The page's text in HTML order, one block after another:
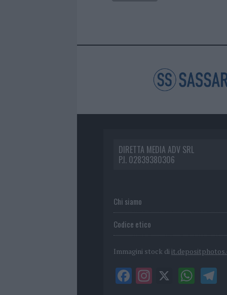
DIRETTA MEDIA ADV SRL
P.I. 02839380306
Chi siamo
Codice etico
Immagini stock di